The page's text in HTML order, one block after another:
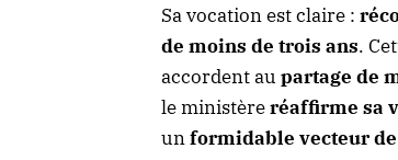
Sa vocation est claire :
de moins de trois ans.
accordent au partage de
le ministèreréaffirme sa
unformidable vecteur